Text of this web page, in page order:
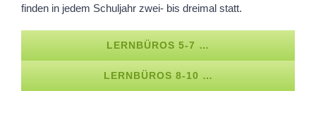
finden in jedem Schuljahr zwei- bis dreimal statt.
LERNBÜROS 5-7 …
LERNBÜROS 8-10 …